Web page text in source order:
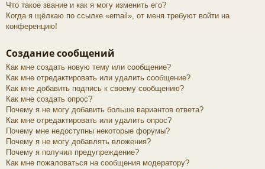
Что такое звание и как я могу изменить его?
Когда я щёлкаю по ссылке «email», от меня требуют войти на
конференцию!
Создание сообщений
Как мне создать новую тему или сообщение?
Как мне отредактировать или удалить сообщение?
Как мне добавить подпись к своему сообщению?
Как мне создать опрос?
Почему я не могу добавить больше вариантов ответа?
Как мне отредактировать или удалить опрос?
Почему мне недоступны некоторые форумы?
Почему я не могу добавлять вложения?
Почему я получил предупреждение?
Как мне пожаловаться на сообщения модератору?